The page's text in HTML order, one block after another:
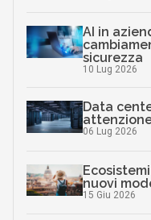
AI in
sicurezza
10 Lug 2026
Data
06 Lug 2026
nuovi
15 Giu 2026